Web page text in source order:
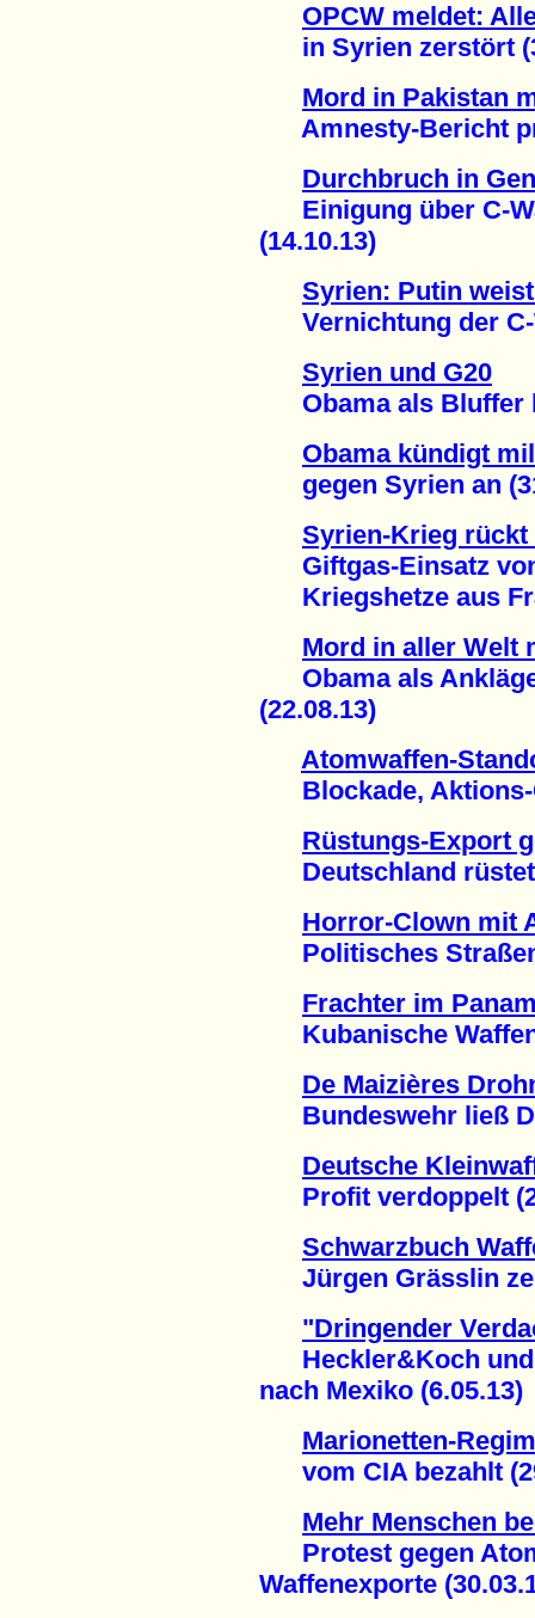
OPCW meldet:
in Syrien zerstört
Mord in Pakistan
Amnesty-Bericht
Durchbruch in
Einigung über C-
(14.10.13)
Syrien: Putin
Vernichtung der C-
Syrien und G20
Obama als Bluffer
Obama kündigt
gegen Syrien an
Syrien-Krieg rückt
Giftgas-Einsatz
Kriegshetze aus
Mord in aller Welt
Obama als
(22.08.13)
Atomwaffen-
Blockade, Aktions-
Rüstungs-Export
Deutschland rüstet
Horror-Clown mit
Politisches
Frachter im
Kubanische Waffen
De Maizières
Bundeswehr ließ
Deutsche
Profit verdoppelt
Schwarzbuch
Jürgen Grässlin
"Dringender
Heckler&Koch und
nach Mexiko (6.05.13)
Marionetten-
vom CIA bezahlt
Mehr Menschen
Protest gegen
Waffenexporte